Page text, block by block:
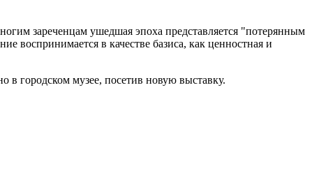
зареченцам ушедшая эпоха представляется "потерянным
воспринимается в качестве базиса, как ценностная и
в городском музее, посетив новую выставку.